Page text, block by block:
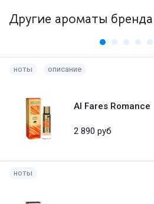
Другие ароматы бренда
ноты описание
Al Fares Romance
2 890 руб
ноты